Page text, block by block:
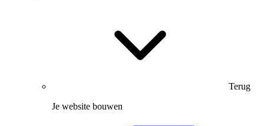
Terug
Je website bouwen